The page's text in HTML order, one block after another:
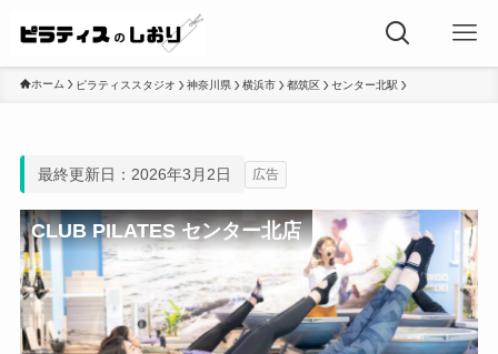
ホーム ピラティススタジオ 神奈川県 横浜市 都筑区 センター北駅
最終更新日：2026年3月2日 広告
CLUB PILATES センター北店